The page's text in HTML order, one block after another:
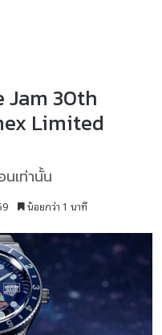
Jam 30th
Limited
เท่านั้น
น้อยกว่า 1 นาที